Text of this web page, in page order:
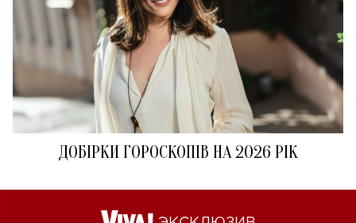
ДОБІРКИ ГОРОСКОПІВ НА 2026 РІК